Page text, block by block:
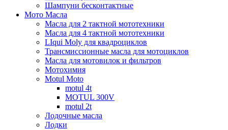
Шампуни бесконтактные
Мото Масла
Масла для 2 тактной мототехники
Масла для 4 тактной мототехники
LIqui Moly для квадроциклов
Трансмиссионные масла для мотоциклов
Масла для мотовилок и фильтров
Мотохимия
Motul Moto
motul 4t
MOTUL 300V
motul 2t
Лодочные масла
Лодки